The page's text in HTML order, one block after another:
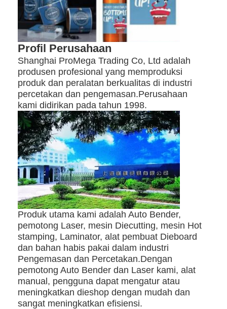
mati peralatan pemotongan
Mesin Auto Bender
mesin laminating industri
Buku membuat mesin
Mesin Kemasan otomatis
Otomatis Mesin Percetakan
Posting Tekan Peralatan
Pra Tekan Peralatan
Perlengkapan lainnya
Mesin laser menandai
Paper Bag Forming Machine
Mesin pengemasan otomatis
Profil Perusahaan
Shanghai ProMega Trading Co, Ltd adalah
produsen profesional yang memproduksi
produk dan peralatan berkualitas di industri
percetakan dan pengemasan.Perusahaan
kami didirikan pada tahun 1998.
Produk utama kami adalah Auto Bender,
pemotong Laser, mesin Diecutting, mesin Hot
stamping, Laminator, alat pembuat Dieboard
dan bahan habis pakai dalam industri
Pengemasan dan Percetakan.Dengan
pemotong Auto Bender dan Laser kami, alat
manual, pengguna dapat mengatur atau
meningkatkan dieshop dengan mudah dan
sangat meningkatkan efisiensi.